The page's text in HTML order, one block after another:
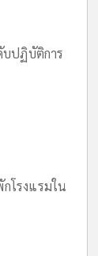
บปฏิบัติการ
โรงแรมใน